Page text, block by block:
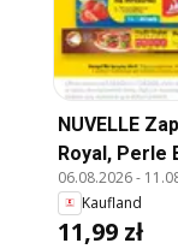
NUVELLE
Royal, Perle
opakowanie
szt. 1,60)
06.08.2026-
Kaufland
11,99 zł